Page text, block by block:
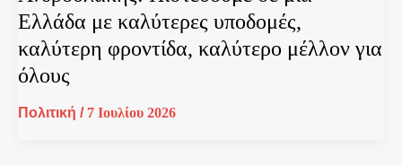
Ελλάδα με καλύτερες υποδομές,
καλύτερη φροντίδα, καλύτερο μέλλον για
όλους
Πολιτική / 7 Ιουλίου 2026